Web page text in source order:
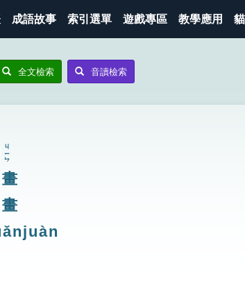
成語故事 索引選單 遊戲專區 教學應用
全文檢索 音讀檢索
ㄐㄧㄣ
畫
畫